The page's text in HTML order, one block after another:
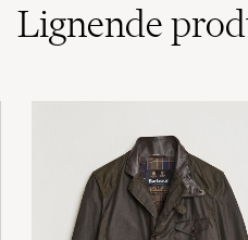
Lignende